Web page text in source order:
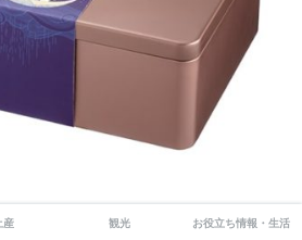
産 観光 お役立ち情報・生活